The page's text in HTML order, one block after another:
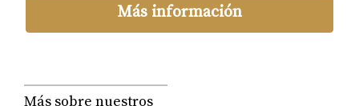
conocer profundamente el valor del mercado, las
tendencias de inversión y tener la capacidad de
Más información
Más sobre nuestros